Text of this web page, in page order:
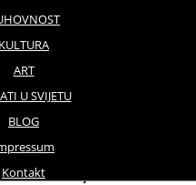
KULTURA
ART
U SVIJETU
BLOG
Kontakt
bi zaustavila napad na Alep"